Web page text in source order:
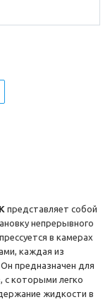
представляет собой
непрерывного
в камерах
каждая из
предназначен для
с которыми легко
жидкости в